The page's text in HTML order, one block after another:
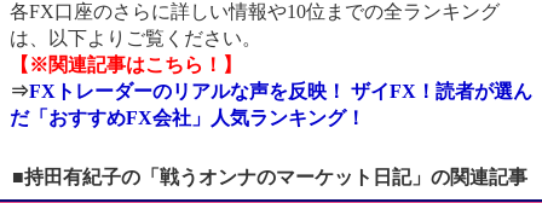
各FX口座のさらに詳しい情報や10位までの全ランキング
は、以下よりご覧ください。
【※関連記事はこちら！】
⇒FXトレーダーのリアルな声を反映！ ザイFX！読者が選ん
だ「おすすめFX会社」人気ランキング！
■持田有紀子の「戦うオンナのマーケット日記」の関連記事